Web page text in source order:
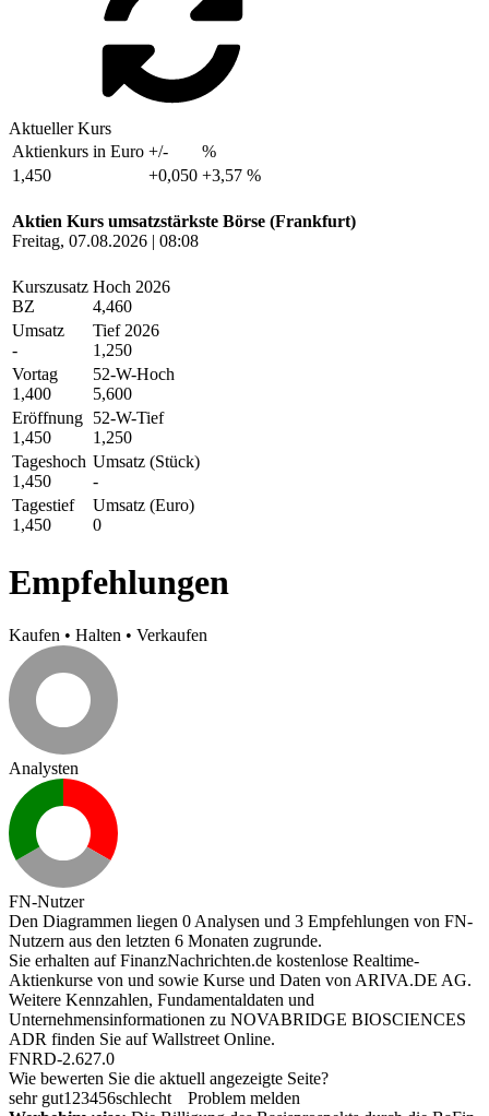
Aktueller Kurs
Aktienkurs in Euro +/-
%
1,450
+0,050 +3,57 %
Aktien Kurs umsatzstärkste Börse (Frankfurt)
Freitag, 07.08.2026 | 08:08
Kurszusatz
BZ
Hoch 2026
4,460
Umsatz
-
Tief 2026
1,250
Vortag
1,400
52-W-Hoch
5,600
Eröffnung
1,450
52-W-Tief
1,250
Tageshoch
1,450
Umsatz (Stück)
-
Tagestief
1,450
Umsatz (Euro)
0
Empfehlungen
Kaufen • Halten • Verkaufen
Analysten
FN-Nutzer
Den Diagrammen liegen 0 Analysen und 3 Empfehlungen von FN-
Nutzern aus den letzten 6 Monaten zugrunde.
Sie erhalten auf FinanzNachrichten.de kostenlose Realtime-
Aktienkurse von und sowie Kurse und Daten von ARIVA.DE AG.
Weitere Kennzahlen, Fundamentaldaten und
Unternehmensinformationen zu NOVABRIDGE BIOSCIENCES
ADR finden Sie aufWallstreet Online.
FNRD-2.627.0
Wie bewerten Sie die aktuell angezeigte Seite?
sehr gut1 23456schlecht
Problem melden